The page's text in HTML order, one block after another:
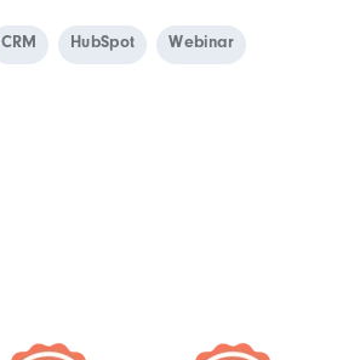
CRM HubSpot Webinar